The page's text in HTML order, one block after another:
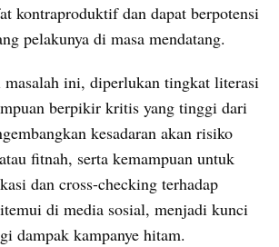
kontraproduktif dan dapat berpotensi
pelakunya di masa mendatang.
masalah ini, diperlukan tingkat literasi
berpikir kritis yang tinggi dari
kesadaran akan risiko
fitnah, serta kemampuan untuk
dan cross-checking terhadap
di media sosial, menjadi kunci
dampak kampanye hitam.